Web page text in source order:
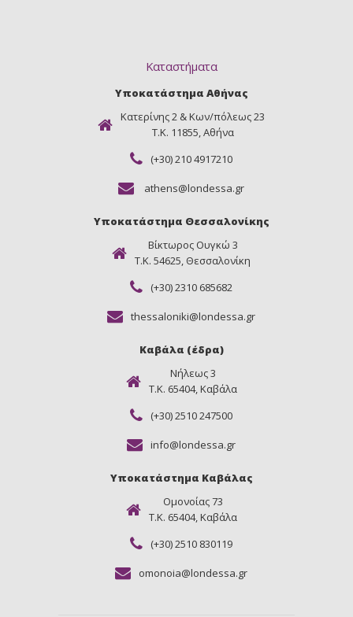
Καταστήματα
Υποκατάστημα Αθήνας
Κατερίνης 2 & Κων/πόλεως 23
Τ.Κ. 11855, Αθήνα
(+30) 210 4917210
athens@londessa.gr
Υποκατάστημα Θεσσαλονίκης
Βίκτωρος Ουγκώ 3
Τ.Κ. 54625, Θεσσαλονίκη
(+30) 2310 685682
thessaloniki@londessa.gr
Καβάλα (έδρα)
Νήλεως 3
Τ.Κ. 65404, Καβάλα
(+30) 2510 247500
info@londessa.gr
Υποκατάστημα Καβάλας
Ομονοίας 73
Τ.Κ. 65404, Καβάλα
(+30) 2510 830119
omonoia@londessa.gr